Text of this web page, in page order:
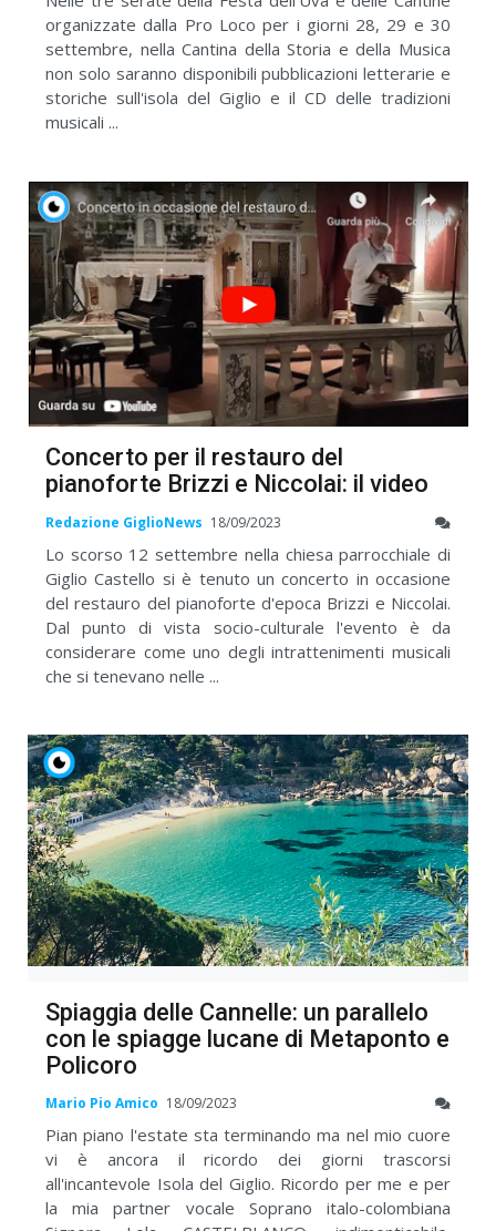
organizzate dalla Pro Loco per i giorni 28, 29 e 30
settembre, nella Cantina della Storia e della Musica
non solo saranno disponibili pubblicazioni letterarie e
storiche sull'isola del Giglio e il CD delle tradizioni
musicali ...
Concerto per il restauro del
pianoforte Brizzi e Niccolai: il video
Redazione GiglioNews 18/09/2023
Lo scorso 12 settembre nella chiesa parrocchiale di
Giglio Castello si è tenuto un concerto in occasione
del restauro del pianoforte d'epoca Brizzi e Niccolai.
Dal punto di vista socio-culturale l'evento è da
considerare come uno degli intrattenimenti musicali
che si tenevano nelle ...
Spiaggia delle Cannelle: un parallelo
con le spiagge lucane di Metaponto e
Policoro
Mario Pio Amico 18/09/2023
Pian piano l'estate sta terminando ma nel mio cuore
vi è ancora il ricordo dei giorni trascorsi
all'incantevole Isola del Giglio. Ricordo per me e per
la mia partner vocale Soprano italo-colombiana